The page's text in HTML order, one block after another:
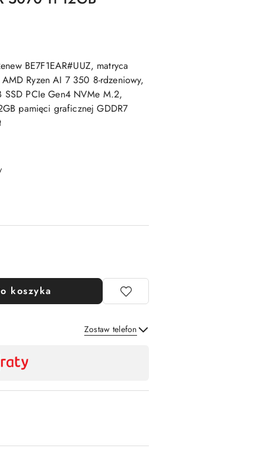
BE7F1EAR#UUZ, matryca
Ryzen AI 7 350 8-rdzeniowy,
SSD PCIe Gen4 NVMe M.2,
pamięci graficznej GDDR7
koszyka
Zostaw telefon